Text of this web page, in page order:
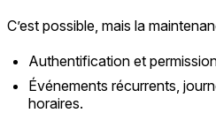
C’est possible, mais la
Authentification et
Événements récurrents,
horaires.